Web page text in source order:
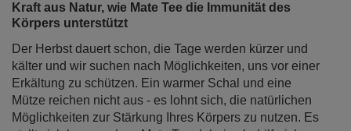
Kraft aus Natur, wie Mate Tee die Immunität des
Körpers unterstützt
Der Herbst dauert schon, die Tage werden kürzer und
kälter und wir suchen nach Möglichkeiten, uns vor einer
Erkältung zu schützen. Ein warmer Schal und eine
Mütze reichen nicht aus - es lohnt sich, die natürlichen
Möglichkeiten zur Stärkung Ihres Körpers zu nutzen. Es